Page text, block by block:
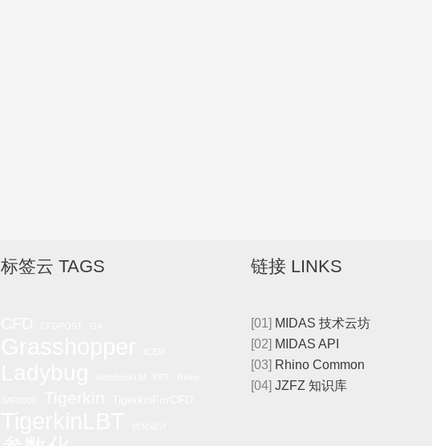
标签云 TAGS 链接 LINKS
[01] MIDAS 技术云坊
[02] MIDAS API
[03] Rhino Common
[04] JZFZ 知识库